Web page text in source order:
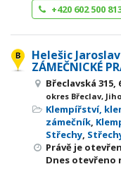
+420 602 500
Helešic Jaroslav
ZÁMEČNICKÉ
Břeclavská 315,
okres Břeclav,
Klempířství,
zámečník,
Střechy,
Právě je
Dnes otevřeno